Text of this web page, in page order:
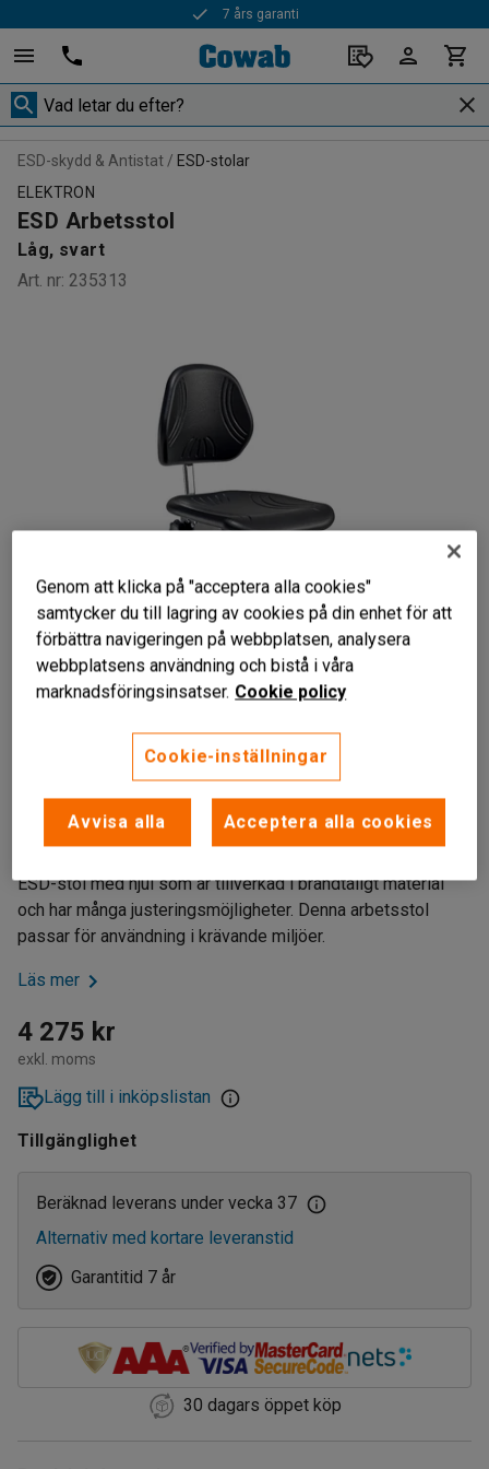
7 års garanti
ESD-skydd & Antistat
ESD-stolar
ELEKTRON
ESD Arbetsstol
Låg, svart
Art. nr: 235313
Avleder statisk elektricitet
Brandtåligt material
ESD-stol med hjul som är tillverkad i brandtåligt material
och har många justeringsmöjligheter. Denna arbetsstol
passar för användning i krävande miljöer.
Läs mer
4 275 kr
exkl. moms
Lägg till i inköpslistan
Tillgänglighet
Beräknad leverans under vecka 37
Alternativ med kortare leveranstid
Garantitid 7 år
30 dagars öppet köp
Genom att klicka på "acceptera alla cookies"
samtycker du till lagring av cookies på din enhet för att
förbättra navigeringen på webbplatsen, analysera
webbplatsens användning och bistå i våra
marknadsföringsinsatser. Cookie policy
Cookie-inställningar
Avvisa alla Acceptera alla cookies